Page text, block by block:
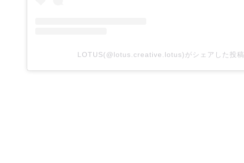
LOTUS(@lotus.creative.lotus)がシェアした投稿